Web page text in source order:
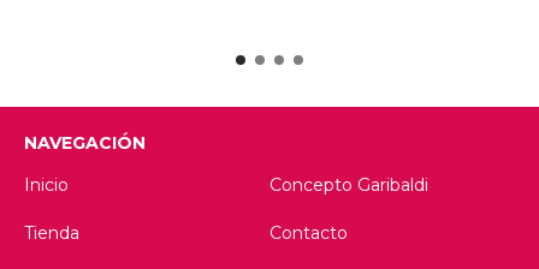
NAVEGACIÓN
Inicio
Concepto Garibaldi
Tienda Contacto